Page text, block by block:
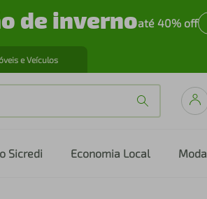
de invernoaté 40% off
e Veículos
Sicredi Economia Local Moda